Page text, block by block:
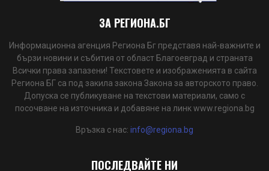
ЗА РЕГИОНА.БГ
Информационна агенция Региона Бг представя най-важните и
бързи новини и събития от област Благоевград и страната
Всички права запазени! Текстовете и изображенията в сайта
Региона БГ са под закила закона Закона за авторското право.
Допуска се публикуване на текстови материали, само с
посочване на източника и добавяне на линк www.regiona.bg
Връзка с нас: info@regiona.bg
ПОСЛЕДВАЙТЕ НИ